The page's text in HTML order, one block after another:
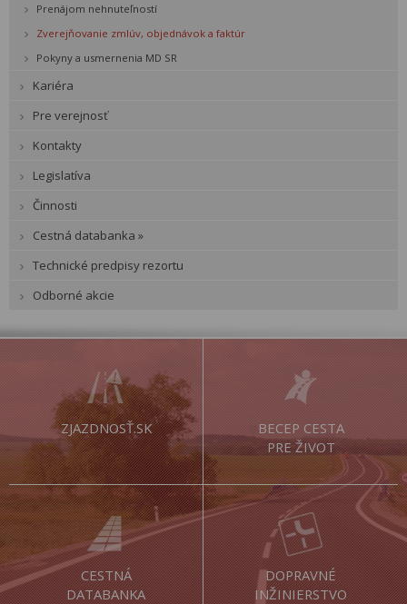
Prenájom nehnuteľností
Zverejňovanie zmlúv, objednávok a faktúr
Pokyny a usmernenia MD SR
Kariéra
Pre verejnosť
Kontakty
Legislatíva
Činnosti
Cestná databanka »
Technické predpisy rezortu
Odborné akcie
ZJAZDNOSŤ.SK
BECEP CESTA
PRE ŽIVOT
CESTNÁ
DATABANKA
DOPRAVNÉ
INŽINIERSTVO